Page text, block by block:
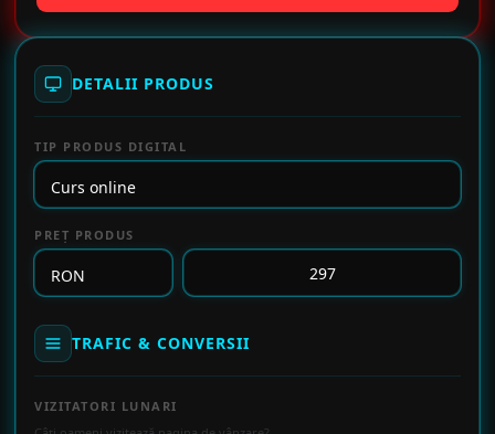
DETALII PRODUS
TIP PRODUS DIGITAL
PREȚ PRODUS
TRAFIC & CONVERSII
VIZITATORI LUNARI